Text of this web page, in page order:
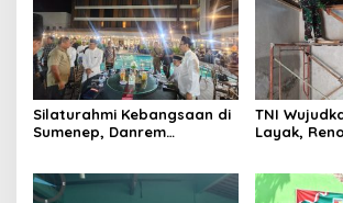
Silaturahmi Kebangsaan di
Sumenep, Danrem
Bangun Madura
TNI
Layak,